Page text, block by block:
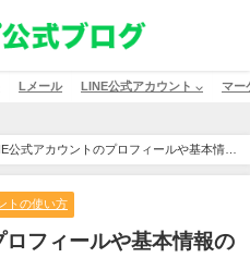
Lメール LINE公式アカウント ⌵ マー
公式アカウントのプロフィールや基本情報
トの使い方
フィールや基本情報の